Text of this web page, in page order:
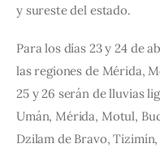
y sureste del estado.
Para los días 23 y 24 de
las regiones de Mérida,
25 y 26 serán de lluvias
Umán, Mérida, Motul,
Dzilam de Bravo,